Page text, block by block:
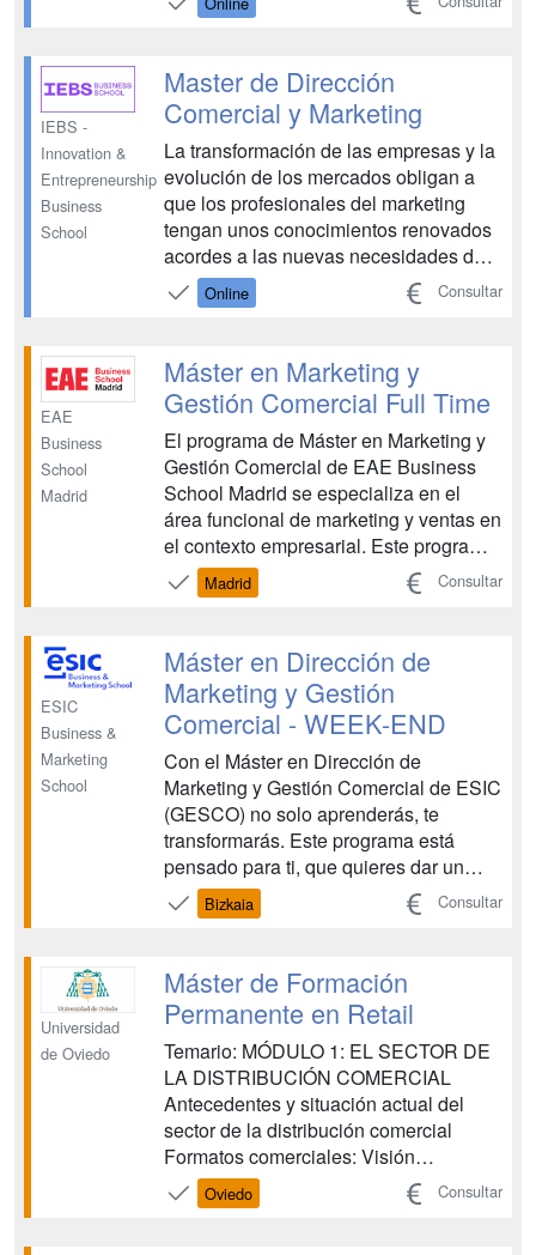
y medianas empresas (PYMES). El
área del marketing y de las ventas que
busquen ampliar sus ha...
IEBS -
Innovation &
Entrepreneurship
Business
School
Master de Dirección
Comercial y Marketing
La transformación de las empresas y la
evolución de los mercados obligan a
que los profesionales del marketing
tengan unos conocimientos renovados
acordes a las nuevas necesidades del
consumidor. El Master de Dirección
Comercial y Marketing te ofrece una
transaccional, el marketing relacional,
el marketing de cli...
Online Consultar
EAE
Business
School
Madrid
Máster en Marketing y
Gestión Comercial Full Time
El programa de Máster en Marketing y
Gestión Comercial de EAE Business
School Madrid se especializa en el
área funcional de marketing y ventas en
el contexto empresarial. Este programa
abarca tanto la gestión estratégica
como operativa del producto y su
ámbito de productos físicos o servicios.
El objetivo de...
Madrid Consultar
ESIC
Business &
Marketing
School
Máster en Dirección de
Marketing y Gestión
Comercial - WEEK-END
Con el Máster en Dirección de
Marketing y Gestión Comercial de ESIC
(GESCO) no solo aprenderás, te
transformarás. Este programa está
pensado para ti, que quieres dar un
paso más en tu carrera, combinando
estrategias de marketing con una
los retos actuales del mercado. A través
de un enfoque práctico, actuali...
Bizkaia Consultar
Universidad
de Oviedo
Máster de Formación
Permanente en Retail
Temario: MÓDULO 1: EL SECTOR DE
LA DISTRIBUCIÓN COMERCIAL
Antecedentes y situación actual del
sector de la distribución comercial
Formatos comerciales: Visión
panorámica y tendencias Los formatos
mayoristas: Cash&Carry El pequeño
Oviedo Consultar